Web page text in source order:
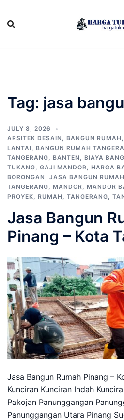
content
Tag: jasa
JULY 8, 2026
ARSITEK DESAIN , BANGUN RUMAH ,
LANTAI, BANGUN RUMAH
TANGERANG, BANTEN , BIAYA
TUKANG, GAJI MANDOR, HARGA
BORONGAN , JASA BANGUN RUMAH
TANGERANG, MANDOR, MANDOR
PROYEK, RUMAH , TANGERANG,
Jasa Bangun
Pinang – Kota
Jasa Bangun Rumah Pinang –
Kunciran Kunciran Indah
Pakojan Panunggangan
Panunggangan Utara Pinang